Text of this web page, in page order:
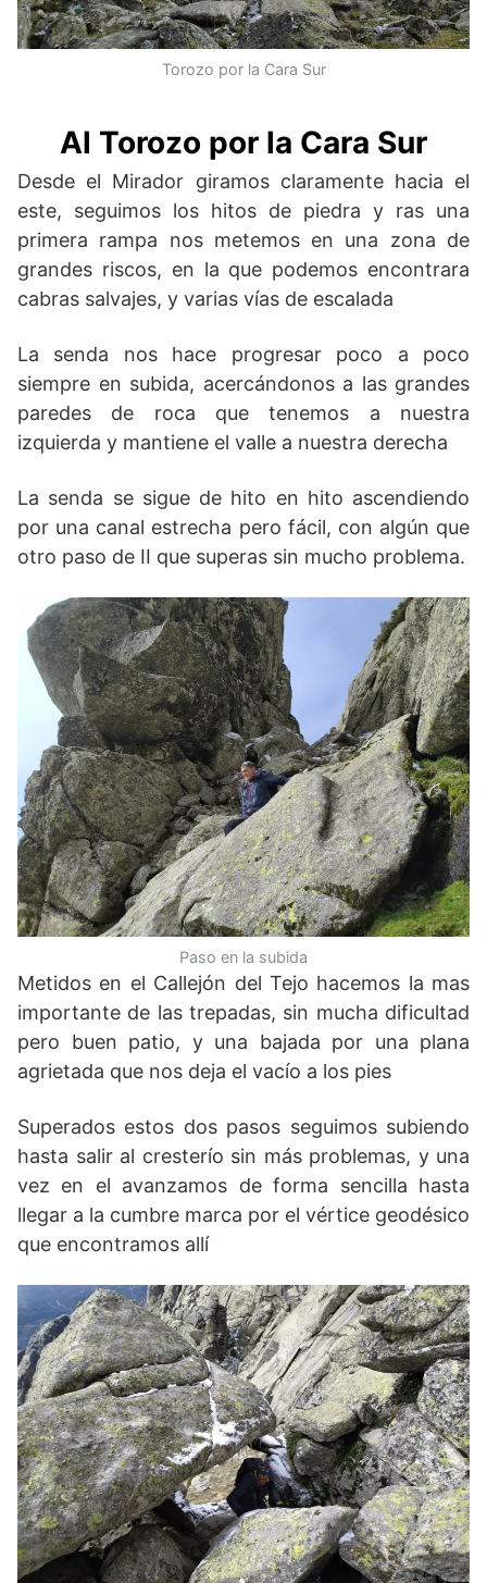
Torozo por la Cara Sur
Al Torozo por la Cara Sur
Desde el Mirador giramos claramente hacia el
este, seguimos los hitos de piedra y ras una
primera rampa nos metemos en una zona de
grandes riscos, en la que podemos encontrara
cabras salvajes, y varias vías de escalada
La senda nos hace progresar poco a poco
siempre en subida, acercándonos a las grandes
paredes de roca que tenemos a nuestra
izquierda y mantiene el valle a nuestra derecha
La senda se sigue de hito en hito ascendiendo
por una canal estrecha pero fácil, con algún que
otro paso de II que superas sin mucho problema.
Paso en la subida
Metidos en el Callejón del Tejo hacemos la mas
importante de las trepadas, sin mucha dificultad
pero buen patio, y una bajada por una plana
agrietada que nos deja el vacío a los pies
Superados estos dos pasos seguimos subiendo
hasta salir al cresterío sin más problemas, y una
vez en el avanzamos de forma sencilla hasta
llegar a la cumbre marca por el vértice geodésico
que encontramos allí